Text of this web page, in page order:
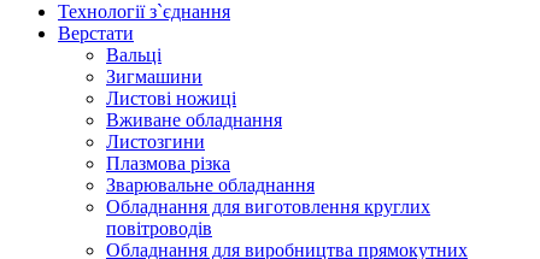
Технології з`єднання
Верстати
Вальці
Зигмашини
Листові ножиці
Вживане обладнання
Листозгини
Плазмова різка
Зварювальне обладнання
Обладнання для виготовлення круглих
повітроводів
Обладнання для виробництва прямокутних